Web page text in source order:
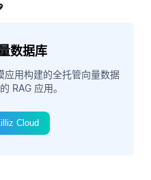
数据库
用构建的全托管向量数据
RAG 应用。
Cloud